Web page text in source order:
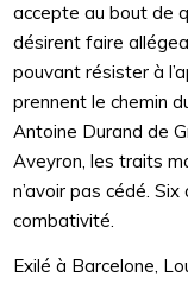
accepte au bout de
désirent faire
pouvant résister à
prennent le chemin
Antoine Durand de
Aveyron, les traits
n’avoir pas cédé.
combativité.
Exilé à Barcelone,